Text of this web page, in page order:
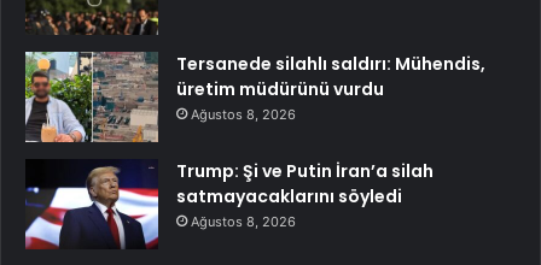
Tersanede silahlı saldırı: Mühendis,
üretim müdürünü vurdu
Ağustos 8, 2026
Trump: Şi ve Putin İran’a silah
satmayacaklarını söyledi
Ağustos 8, 2026